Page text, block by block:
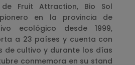
Fruit Attraction, Bio Sol
en la provincia de
ecológico desde 1999,
a 23 países y cuenta con
de cultivo y durante los días
conmemora en su stand